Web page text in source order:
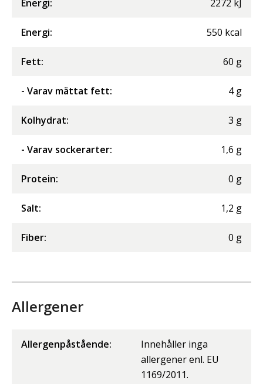
Energi: 2272 kJ
Energi: 550 kcal
Fett: 60 g
- Varav mättat fett: 4 g
Kolhydrat: 3 g
- Varav sockerarter: 1,6 g
Protein: 0 g
Salt: 1,2 g
Fiber: 0 g
Allergener
Allergenpåstående:
Innehåller inga
allergener enl. EU
1169/2011.